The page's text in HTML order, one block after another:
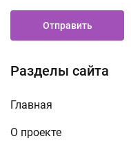
Разделы сайта
Главная
О проекте
Отправить